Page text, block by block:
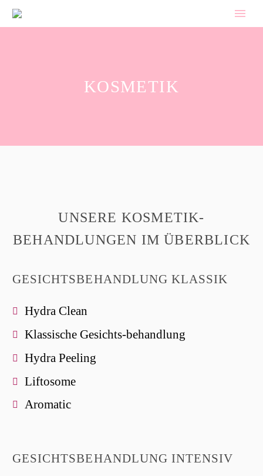
KOSMETIK
UNSERE KOSMETIK-
BEHANDLUNGEN IM ÜBERBLICK
GESICHTSBEHANDLUNG KLASSIK
Hydra Clean
Klassische Gesichts-behandlung
Hydra Peeling
Liftosome
Aromatic
GESICHTSBEHANDLUNG INTENSIV